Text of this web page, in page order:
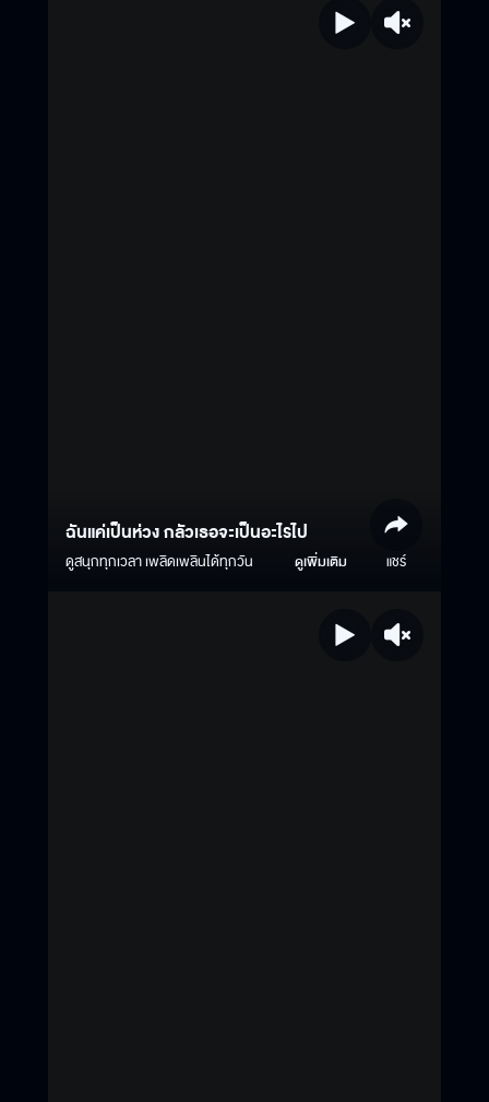
ฉันแค่เป็นห่วง กลัวเธอจะเป็นอะไรไป
ดูสนุกทุกเวลา เพลิดเพลินได้ทุกวัน ดูเพิ่มเติม แชร์